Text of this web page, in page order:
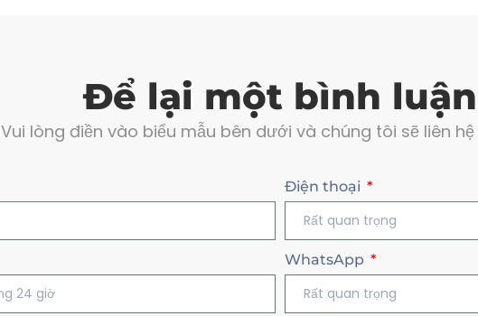
Để lại một bình luận
Vui lòng điền vào biểu mẫu bên dưới và chúng tôi sẽ liên hệ
Điện thoại
WhatsApp